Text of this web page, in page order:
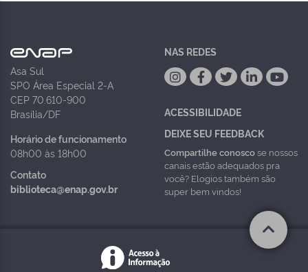
Asa Sul
SPO Área Especial 2-A
CEP 70.610-900
Brasília/DF
Horário de funcionamento
08h00 às 18h00
Contato
biblioteca@enap.gov.br
NAS REDES
ACESSIBILIDADE
DEIXE SEU FEEDBACK
Compartilhe conoscose nossos
canais estão adequados pra
você? Elogios também são
super bem vindos!